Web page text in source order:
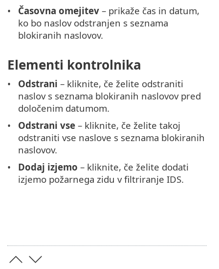
Časovna omejitev– prikaže čas in datum,
ko bo naslov odstranjen s seznama
blokiranih naslovov.
Elementi kontrolnika
Odstrani – kliknite, če želite odstraniti
naslov s seznama blokiranih naslovov pred
določenim datumom.
Odstrani vse – kliknite, če želite takoj
odstraniti vse naslove s seznama blokiranih
naslovov.
Dodaj izjemo – kliknite, če želite dodati
izjemo požarnega zidu v filtriranje IDS.